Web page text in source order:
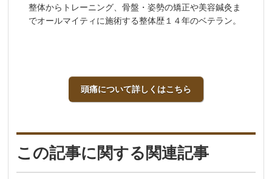
整体からトレーニング、骨盤・姿勢の矯正や美容鍼灸ま
でオールマイティに施術する整体歴１４年のベテラン。
頭痛について詳しくはこちら
この記事に関する関連記事